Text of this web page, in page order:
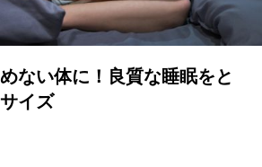
ない体に！良質な睡眠をと
イズ